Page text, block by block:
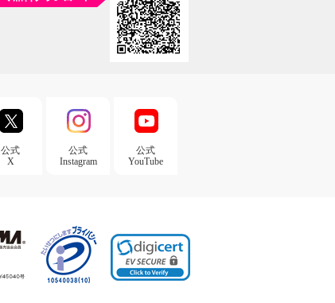
公式
X
公式
Instagram
公式
YouTube